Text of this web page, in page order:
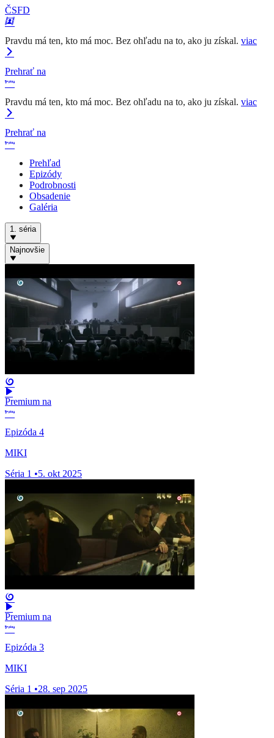
ČSFD
Pravdu má ten, kto má moc. Bez ohľadu na to, ako ju získal. viac
Prehrať na
Pravdu má ten, kto má moc. Bez ohľadu na to, ako ju získal. viac
Prehrať na
Prehľad
Epizódy
Podrobnosti
Obsadenie
Galéria
1. séria
Najnovšie
Premium na
Epizóda 4
MIKI
Séria 1 •5. okt 2025
Premium na
Epizóda 3
MIKI
Séria 1 •28. sep 2025